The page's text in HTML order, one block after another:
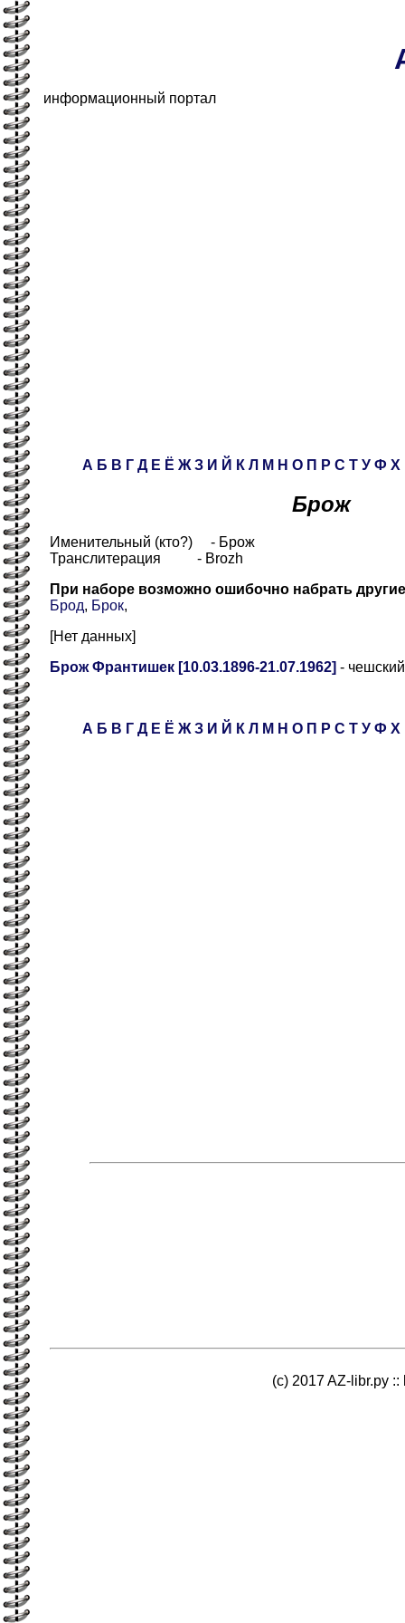
информационный портал
А Б В Г Д Е Ё Ж З И Й К Л М Н О П Р С Т У Ф Х
Брож
Именительный (кто?) - Брож
Транслитерация - Brozh
При наборе возможно ошибочно набрать
Брод, Брок,
[Нет данных]
Брож Франтишек [10.03.1896-21.07.1962] -
А Б В Г Д Е Ё Ж З И Й К Л М Н О П Р С Т У Ф Х
(c) 2017 AZ-libr.ру ::